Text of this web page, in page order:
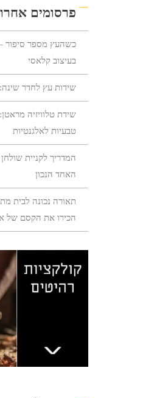
פרסומים
כשהעץ מספר סיפור
בעיצוב קלאסי
שידות עץ לחדר שינה:
שידת טלוויזיה
טבעיות לאלגנטיות
המדריך לקניית
האחד הנכון
תאורה נכונה לבית
הכירו את הקסם של